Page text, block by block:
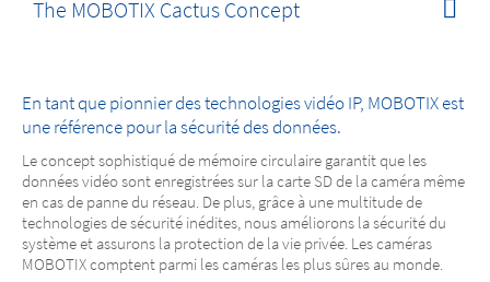
The MOBOTIX Cactus Concept
En tant que pionnier des technologies vidéo IP, MOBOTIX est
une référence pour la sécurité des données.
Le concept sophistiqué de mémoire circulaire garantit que les
données vidéo sont enregistrées sur la carte SD de la caméra même
en cas de panne du réseau. De plus, grâce à une multitude de
technologies de sécurité inédites, nous améliorons la sécurité du
système et assurons la protection de la vie privée. Les caméras
MOBOTIX comptent parmi les caméras les plus sûres au monde.